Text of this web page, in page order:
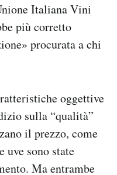
Italiana Vini
più corretto
procurata a chi
oggettive
sulla “qualità”
il prezzo, come
uve sono state
Ma entrambe